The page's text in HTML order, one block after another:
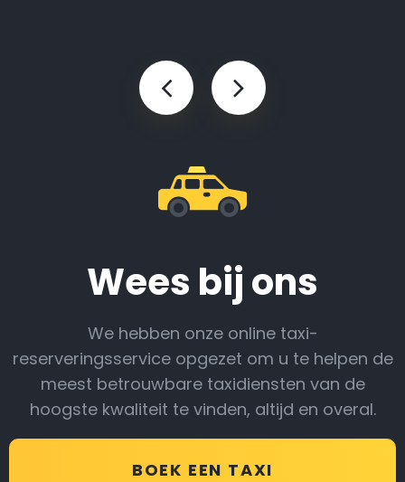
Wees bij ons
We hebben onze online taxi-
reserveringsservice opgezet om u te helpen de
meest betrouwbare taxidiensten van de
hoogste kwaliteit te vinden, altijd en overal.
BOEK EEN TAXI